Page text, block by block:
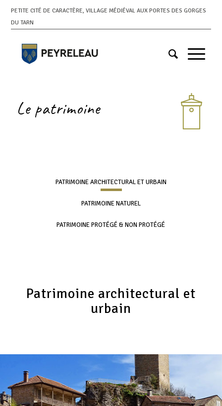
PETITE CITÉ DE CARACTÈRE, VILLAGE MÉDIÉVAL AUX PORTES DES GORGES
DU TARN
Le patrimoine
PATRIMOINE ARCHITECTURAL ET URBAIN
PATRIMOINE NATUREL
PATRIMOINE PROTÉGÉ & NON PROTÉGÉ
Patrimoine architectural et
urbain